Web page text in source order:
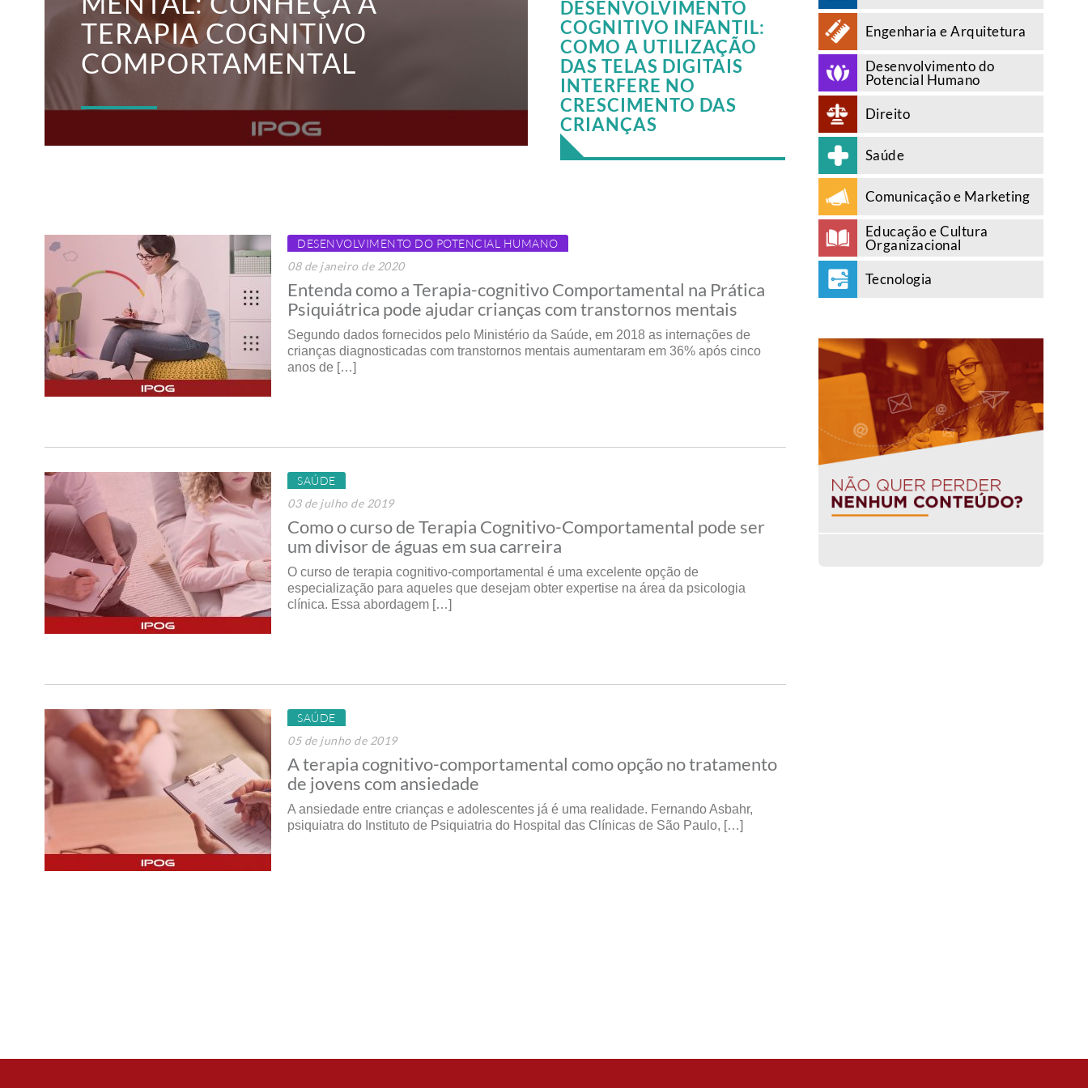
TERAPIA COGNITIVO
COMPORTAMENTAL
DESENVOLVIMENTO
COGNITIVO INFANTIL:
COMO A UTILIZAÇÃO
DAS TELAS DIGITAIS
INTERFERE NO
CRESCIMENTO DAS
CRIANÇAS
DESENVOLVIMENTO DO POTENCIAL HUMANO
08 de janeiro de 2020
Entenda como a Terapia-cognitivo Comportamental na Prática
Psiquiátrica pode ajudar crianças com transtornos mentais
Segundo dados fornecidos pelo Ministério da Saúde, em 2018 as internações de
crianças diagnosticadas com transtornos mentais aumentaram em 36% após cinco
anos de […]
SAÚDE
03 de julho de 2019
Como o curso de Terapia Cognitivo-Comportamental pode ser
um divisor de águas em sua carreira
O curso de terapia cognitivo-comportamental é uma excelente opção de
especialização para aqueles que desejam obter expertise na área da psicologia
clínica. Essa abordagem […]
SAÚDE
05 de junho de 2019
A terapia cognitivo-comportamental como opção no tratamento
de jovens com ansiedade
A ansiedade entre crianças e adolescentes já é uma realidade. Fernando Asbahr,
psiquiatra do Instituto de Psiquiatria do Hospital das Clínicas de São Paulo, […]
Engenharia e Arquitetura
Desenvolvimento do
Potencial Humano
Direito
Saúde
Comunicação e Marketing
Educação e Cultura
Organizacional
Tecnologia